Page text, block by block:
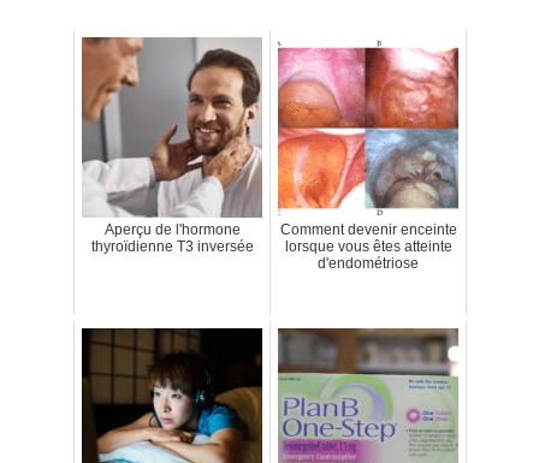
Aperçu de l'hormone
thyroïdienne T3 inversée
Comment devenir enceinte
lorsque vous êtes atteinte
d'endométriose